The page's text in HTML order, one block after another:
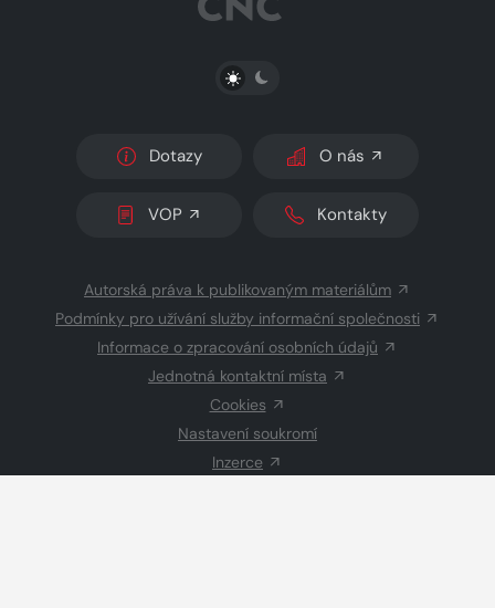
PŘEPNOUT SVĚTLÝ/TMAVÝ REŽIM
Dotazy O nás
VOP Kontakty
Autorská práva k publikovaným materiálům
Podmínky pro užívání služby informační společnosti
Informace o zpracování osobních údajů
Jednotná kontaktní místa
Cookies
Nastavení soukromí
Inzerce